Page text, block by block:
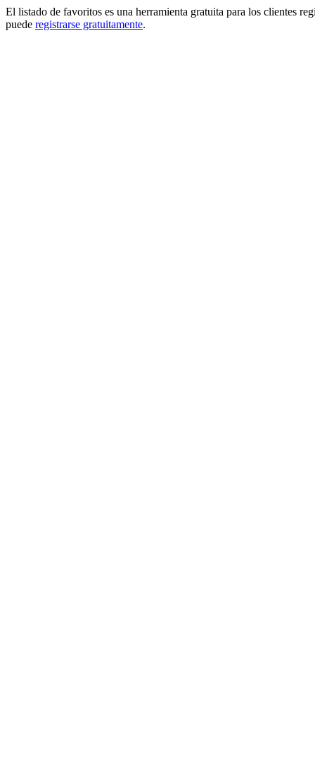
El listado de favoritos es una herramienta gratuita para los clientes
puede registrarse gratuitamente.